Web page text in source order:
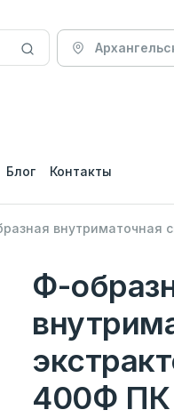
Блог Контакты
внутриматочная
Ф-
400Ф ПК